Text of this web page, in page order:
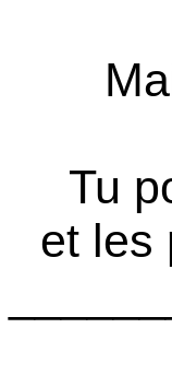
Tu
et les